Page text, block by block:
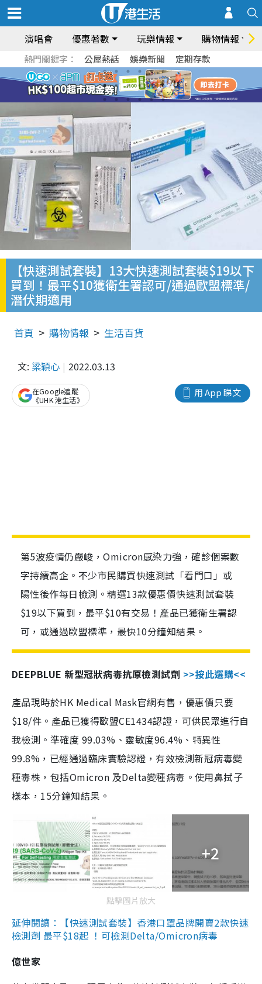
演唱會 優惠著數 玩樂情報 購物情報
熱門關鍵字： 公屋熱話 娛樂新聞 定期存款
【快速測試套裝】13大快速測試套裝$19以下
買到！最平$10獲衛生署認可/通過歐盟標準/
潛伏期適用
首頁 購物情報 生活百貨
文: 梁穎心 2022.03.13
用 App 睇文
在Google追蹤
《UHK 港生活》
第5波疫情仍嚴峻，Omicron感染力強，確診個案數
字持續高企。不少市民購買快速測試「看門口」或
陽性後作每日檢測。精選13款優惠價快速測試套裝
$19以下買到，最平$10有交易！產品已獲衛生署認
可，或通過歐盟標準，最快10分鐘知結果。
DEEPBLUE 新型冠狀病毒抗原檢測試劑 >>按此選購<<
產品現時於HK Medical Mask官網有售，優惠價只要
$18/件。產品已獲得歐盟CE1434認證，可供民眾進行自
我檢測。準確度 99.03%、靈敏度96.4%、特異性
99.8%，已經通過臨床實驗認證，有效檢測新冠病毒變
種毒株，包括Omicron 及Delta變種病毒。使用鼻拭子
樣本，15分鐘知結果。
+2
點擊圖片放大
延伸閱讀：【快速測試套裝】香港口罩品牌開賣2款快速
檢測劑 最平$18起 ！可檢測Delta/Omicron病毒
億世家